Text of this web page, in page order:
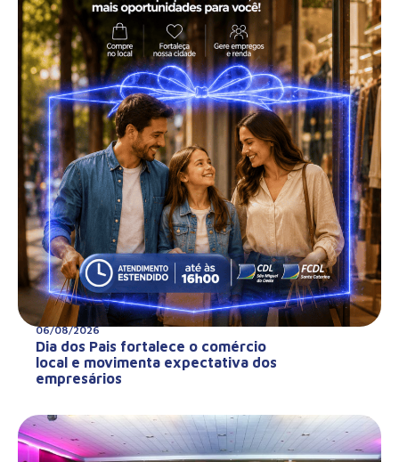
06/08/2026
Dia dos Pais fortalece o comércio
local e movimenta expectativa dos
empresários